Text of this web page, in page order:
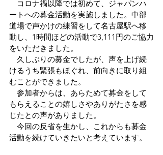
コロナ禍以降では初めて、ジャパンハ
ートへの募金活動を実施しました。中部
道場で声かけの練習をして名古屋駅へ移
動し、1時間ほどの活動で3,111円のご協力
をいただきました。
久しぶりの募金でしたが、声を上げ続
けるうち緊張もほぐれ、前向きに取り組
むことができました。
参加者からは、あらためて募金をして
もらえることの嬉しさやありがたさを感
じたとの声がありました。
今回の反省を生かし、これからも募金
活動を続けていきたいと考えています。